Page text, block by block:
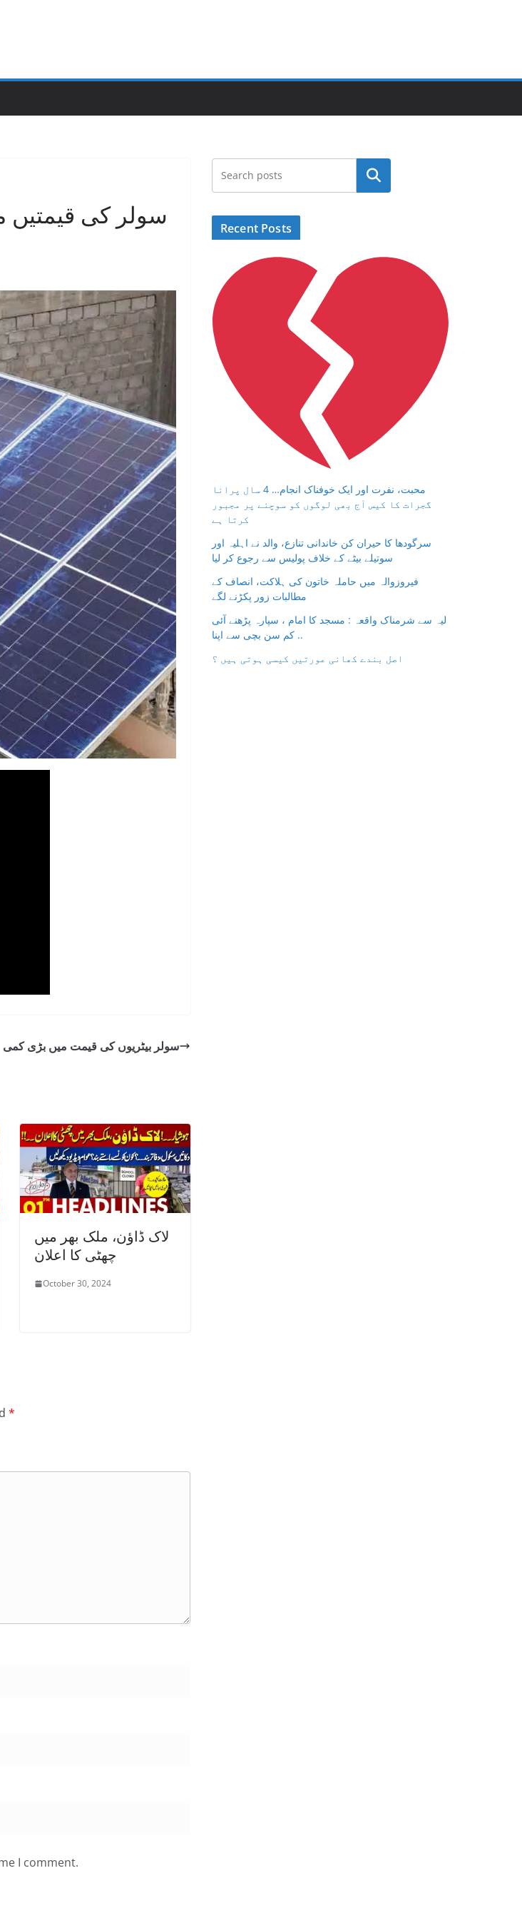
سولر کی قیمتیں
سولر بیٹریوں کی قیمت میں بڑی کمی
لاک ڈاؤن، ملک بھر میں
چھٹی کا اعلان
October 30, 2024
*
I comment.
Search
Recent Posts
محبت، نفرت اور ایک خوفناک انجام… 4 سال پرانا
گجرات کا کیس آج بھی لوگوں کو سوچنے پر مجبور
کرتا ہے
سرگودھا کا حیران کن خاندانی تنازع، والد نے اہلیہ اور
سوتیلے بیٹے کے خلاف پولیس سے رجوع کر لیا
فیروزوالہ میں حاملہ خاتون کی ہلاکت، انصاف کے
مطالبات زور پکڑنے لگے
لیہ سے شرمناک واقعہ : مسجد کا امام ، سپارہ پڑھنے آئی
کم سن بچی سے اپنا ..
اصل بندے کھانی عورتیں کیسی ہوتی ہیں ؟